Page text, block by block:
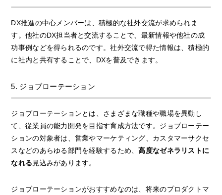
DX推進の中心メンバーは、積極的な社外交流が求められま
す。他社のDX担当者と交流することで、最新情報や他社の成
功事例などを得られるのです。社外交流で得た情報は、積極的
に社内と共有することで、DXを普及できます。
5. ジョブローテーション
ジョブローテーションとは、さまざまな職種や職場を異動し
て、従業員の能力開発を目指す育成方法です。ジョブローテー
ションの対象者は、営業やマーケティング、カスタマーサクセ
スなどのあらゆる部門を経験するため、高度なゼネラリストに
なれる 見込みがあります。
ジョブローテーションがおすすめなのは、将来のプロダクトマ